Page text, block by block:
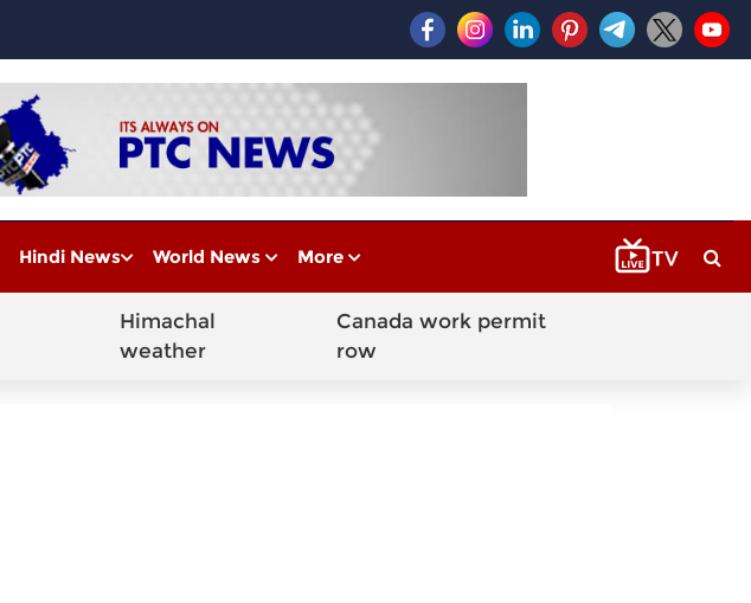
Hindi News World News More
Himachal
weather
Canada work permit
row